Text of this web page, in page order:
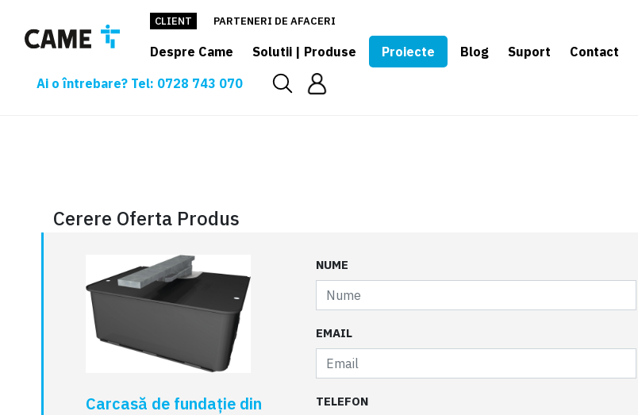
CLIENT PARTENERI DE AFACERI
Despre Came Solutii | Produse Proiecte Blog Suport Contact
Ai o întrebare? Tel: 0728 743 070
Cerere Oferta Produs
Carcasă de fundație din
NUME
EMAIL
TELEFON